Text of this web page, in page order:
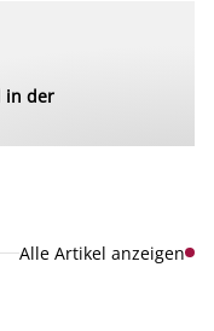
in der
Alle Artikel anzeigen